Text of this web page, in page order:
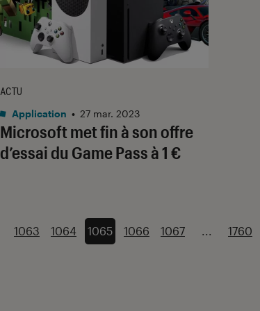
Microsoft met fin à son offre
d’essai du Game Pass à 1 €
ACTU
Application • 27 mar. 2023
1063 1064 1065 1066 1067 ... 1760